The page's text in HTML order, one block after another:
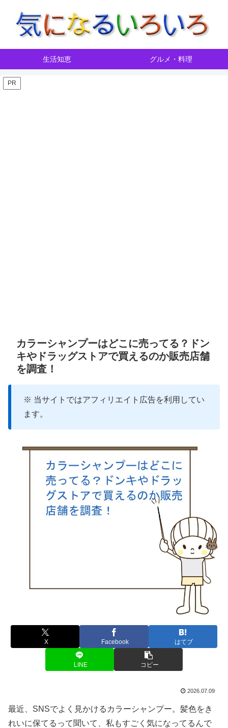
生活知恵 グルメ・料理
PR
カラーシャンプーはどこに売ってる？ドン
キやドラッグストアで買えるのか販売店舗
を調査！
※ 当サイトではアフィリエイト広告を利用してい
ます。
X Facebook はてブ
LINE コピー
2026.07.09
最近、SNSでよく見かけるカラーシャンプー。髪色をき
れいに保てるって聞いて、私もすごく気になってるんで